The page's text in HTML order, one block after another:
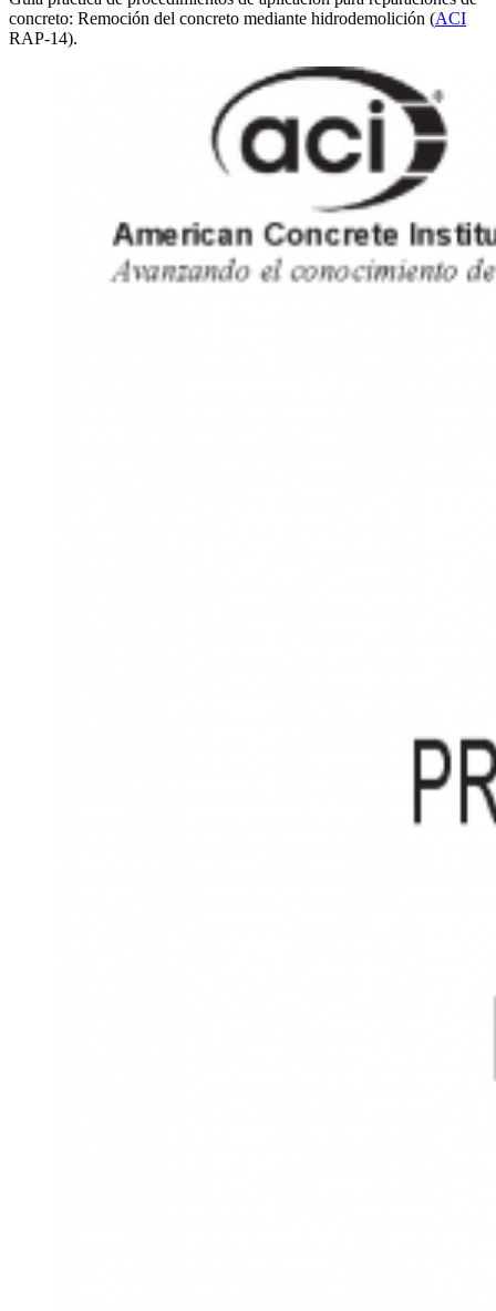
concreto: Remoción del concreto mediante hidrodemolición (ACI
RAP-14).